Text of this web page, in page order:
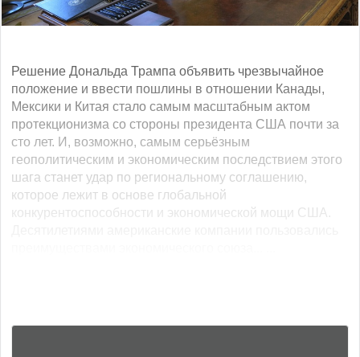
Решение Дональда Трампа объявить чрезвычайное
положение и ввести пошлины в отношении Канады,
Мексики и Китая стало самым масштабным актом
протекционизма со стороны президента США почти за
сто лет. И, возможно, самым серьёзным
геополитическим и экономическим последствием этого
шага станет удар по региональному соглашению,
которое лежит в основе глобальной
конкурентоспособности и экономической мощи США.